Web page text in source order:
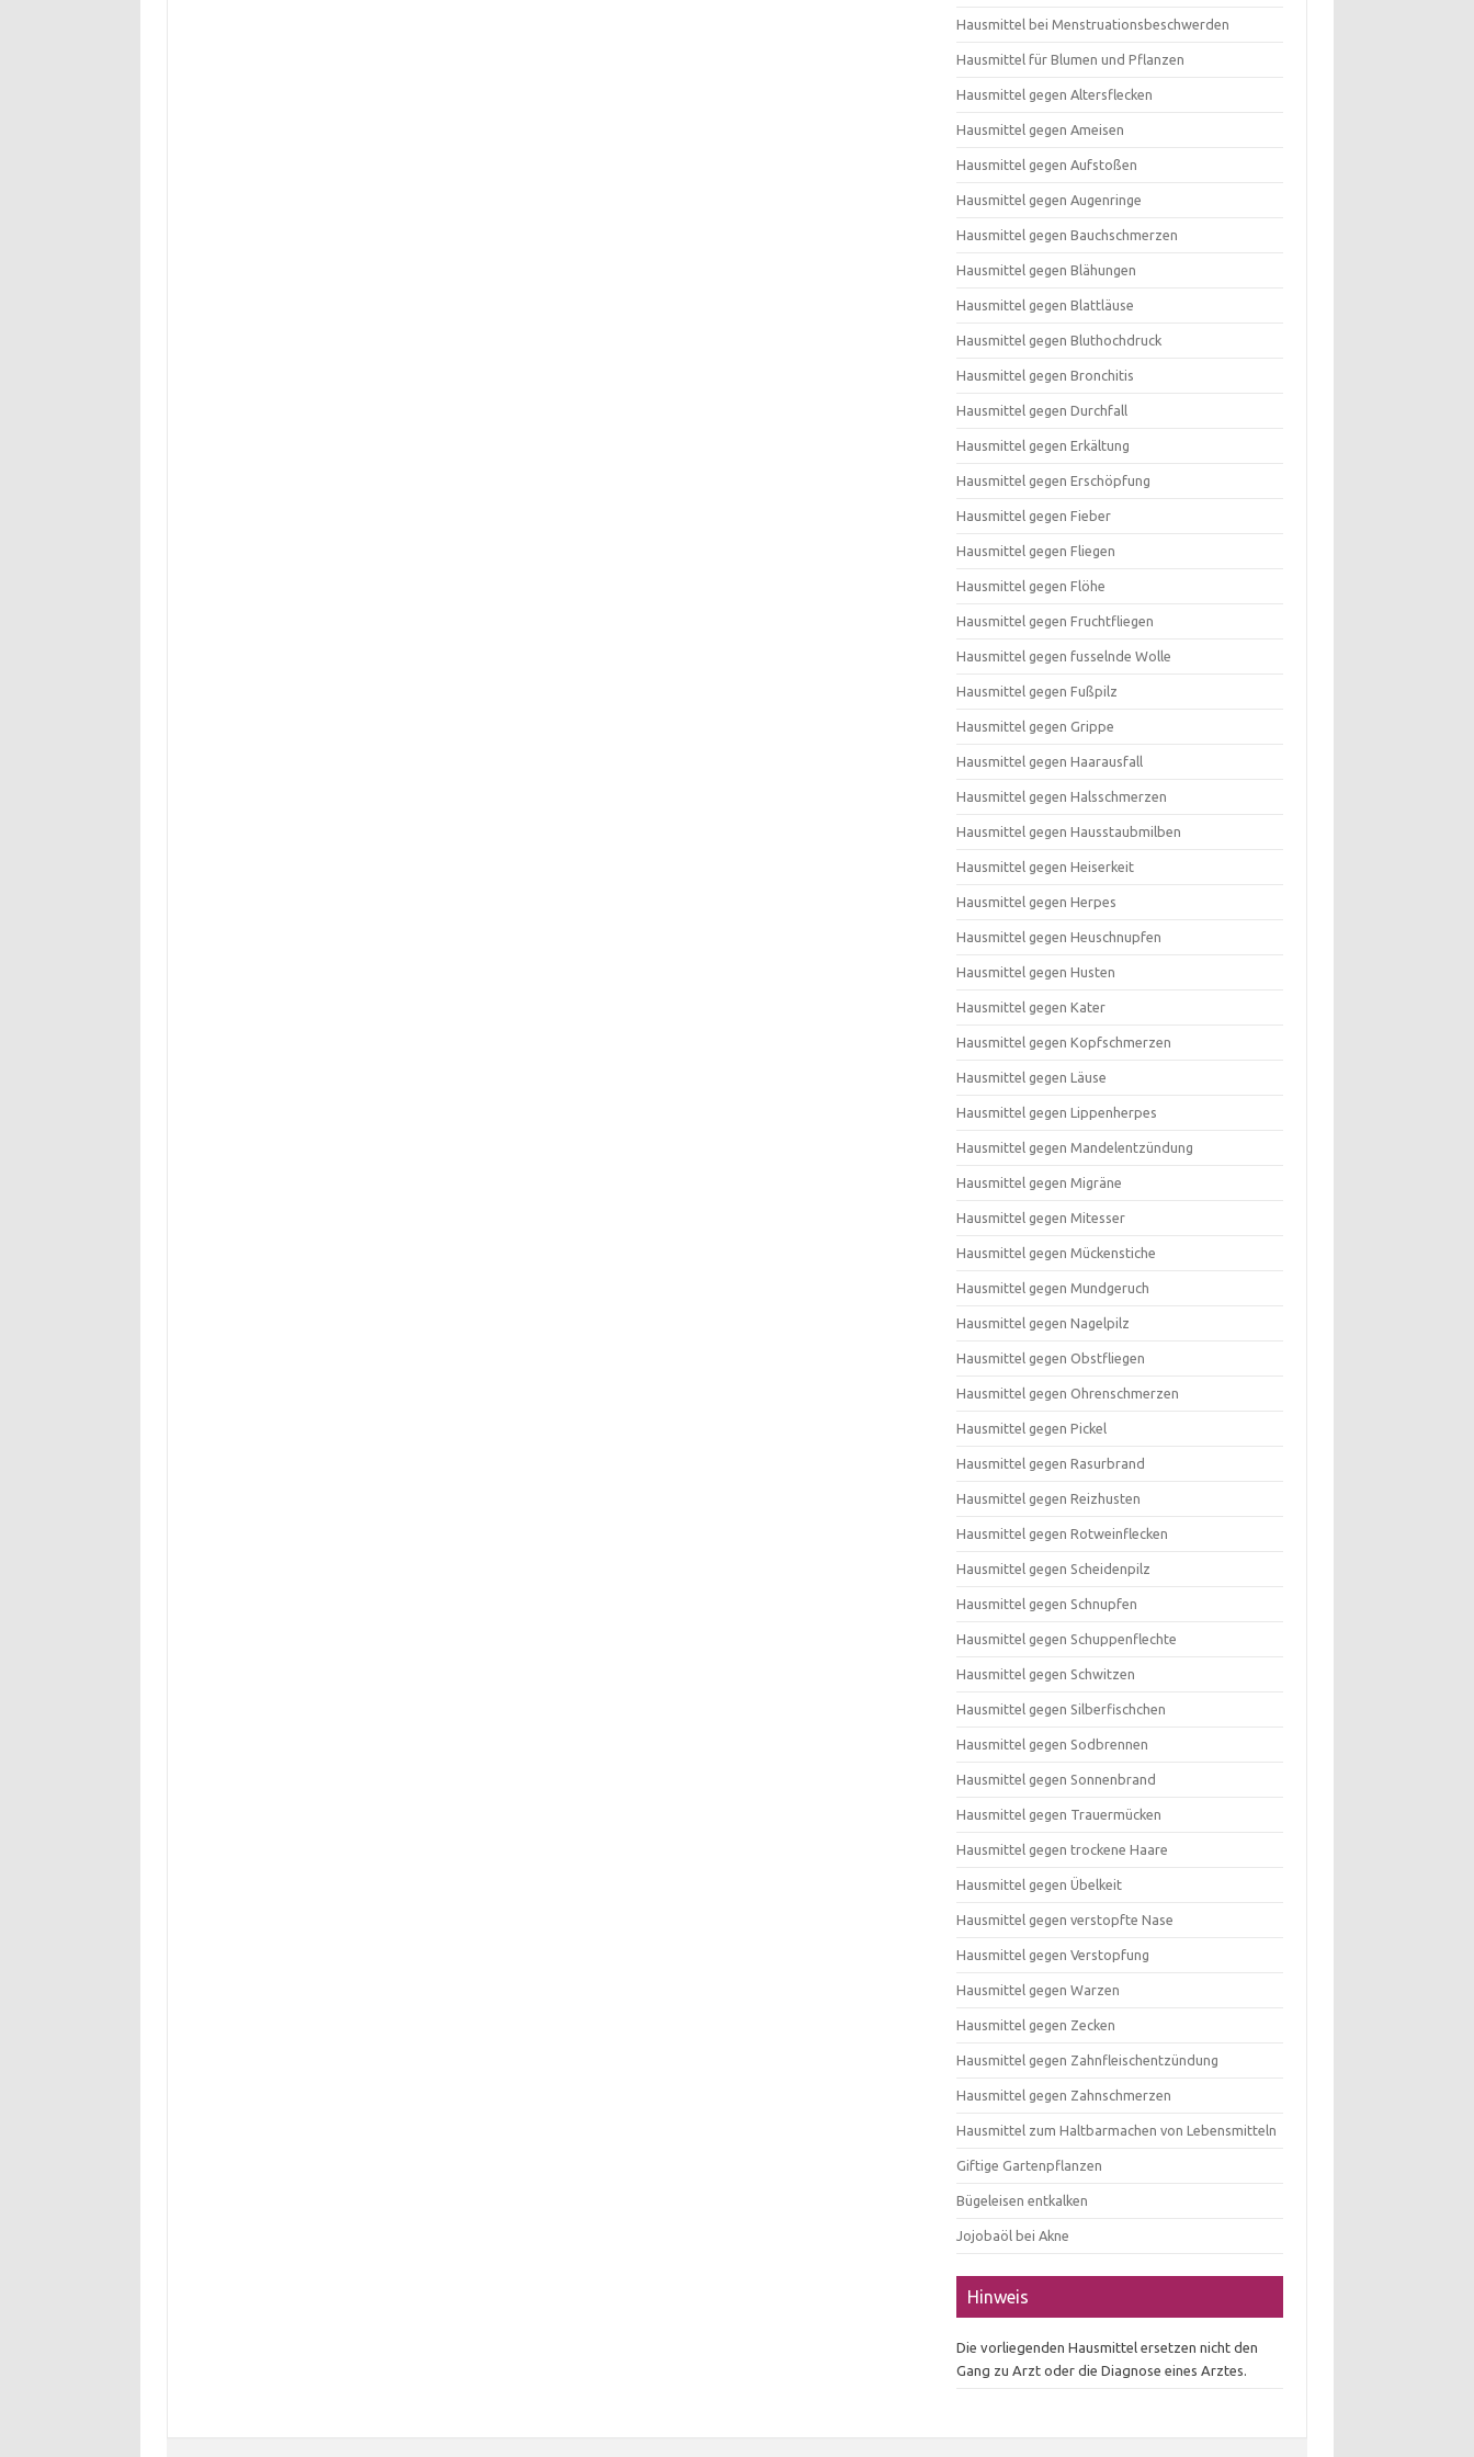
Hausmittel bei Menstruationsbeschwerden
Hausmittel für Blumen und Pflanzen
Hausmittel gegen Altersflecken
Hausmittel gegen Ameisen
Hausmittel gegen Aufstoßen
Hausmittel gegen Augenringe
Hausmittel gegen Bauchschmerzen
Hausmittel gegen Blähungen
Hausmittel gegen Blattläuse
Hausmittel gegen Bluthochdruck
Hausmittel gegen Bronchitis
Hausmittel gegen Durchfall
Hausmittel gegen Erkältung
Hausmittel gegen Erschöpfung
Hausmittel gegen Fieber
Hausmittel gegen Fliegen
Hausmittel gegen Flöhe
Hausmittel gegen Fruchtfliegen
Hausmittel gegen fusselnde Wolle
Hausmittel gegen Fußpilz
Hausmittel gegen Grippe
Hausmittel gegen Haarausfall
Hausmittel gegen Halsschmerzen
Hausmittel gegen Hausstaubmilben
Hausmittel gegen Heiserkeit
Hausmittel gegen Herpes
Hausmittel gegen Heuschnupfen
Hausmittel gegen Husten
Hausmittel gegen Kater
Hausmittel gegen Kopfschmerzen
Hausmittel gegen Läuse
Hausmittel gegen Lippenherpes
Hausmittel gegen Mandelentzündung
Hausmittel gegen Migräne
Hausmittel gegen Mitesser
Hausmittel gegen Mückenstiche
Hausmittel gegen Mundgeruch
Hausmittel gegen Nagelpilz
Hausmittel gegen Obstfliegen
Hausmittel gegen Ohrenschmerzen
Hausmittel gegen Pickel
Hausmittel gegen Rasurbrand
Hausmittel gegen Reizhusten
Hausmittel gegen Rotweinflecken
Hausmittel gegen Scheidenpilz
Hausmittel gegen Schnupfen
Hausmittel gegen Schuppenflechte
Hausmittel gegen Schwitzen
Hausmittel gegen Silberfischchen
Hausmittel gegen Sodbrennen
Hausmittel gegen Sonnenbrand
Hausmittel gegen Trauermücken
Hausmittel gegen trockene Haare
Hausmittel gegen Übelkeit
Hausmittel gegen verstopfte Nase
Hausmittel gegen Verstopfung
Hausmittel gegen Warzen
Hausmittel gegen Zecken
Hausmittel gegen Zahnfleischentzündung
Hausmittel gegen Zahnschmerzen
Hausmittel zum Haltbarmachen von Lebensmitteln
Giftige Gartenpflanzen
Bügeleisen entkalken
Jojobaöl bei Akne
Hinweis
Die vorliegenden Hausmittel ersetzen nicht den
Gang zu Arzt oder die Diagnose eines Arztes.